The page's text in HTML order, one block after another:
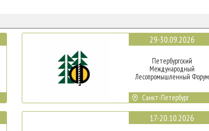
29-30.09.2026
Петербургский
Международный
Лесопромышленный Форум
Санкт-Петербург
17-20.10.2026